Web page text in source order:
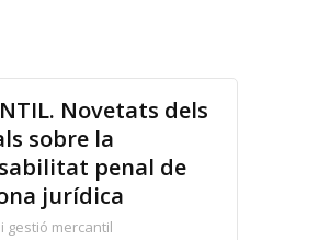
Novetats dels
sobre la
penal de
jurídica
gestió mercantil